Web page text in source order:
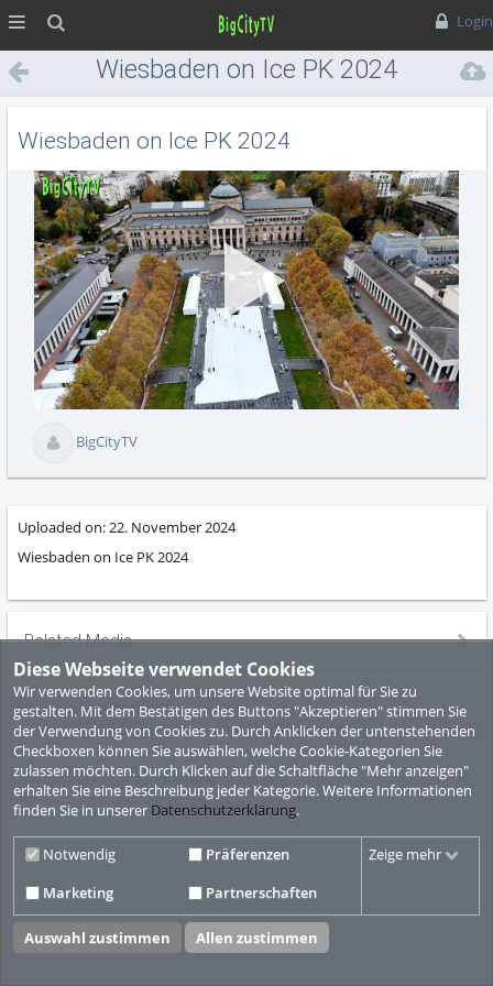
Login
Diese Webseite verwendet Cookies
Wir verwenden Cookies, um unsere Website optimal für Sie zu
gestalten. Mit dem Bestätigen des Buttons "Akzeptieren" stimmen Sie
der Verwendung von Cookies zu. Durch Anklicken der untenstehenden
Checkboxen können Sie auswählen, welche Cookie-Kategorien Sie
zulassen möchten. Durch Klicken auf die Schaltfläche "Mehr anzeigen"
erhalten Sie eine Beschreibung jeder Kategorie. Weitere Informationen
finden Sie in unserer Datenschutzerklärung.
Notwendig
Präferenzen
Marketing
Partnerschaften
Zeige mehr
Auswahl zustimmen Allen zustimmen
Wiesbaden on Ice PK 2024
Wiesbaden on Ice PK 2024
BigCityTV
Uploaded on: 22. November 2024
Wiesbaden on Ice PK 2024
Related Media
© ViMP GmbH 2010-2026
Desktop Version
Nutzungsbedingungen
Datenschutzbestimmungen Impressum
Video CMS powered byViMP (Ultimate)© 2010-2026